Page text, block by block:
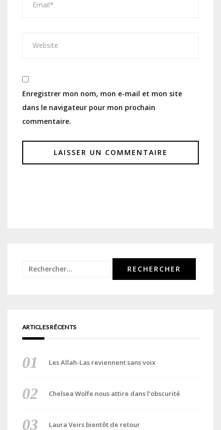
Enregistrer mon nom, mon e-mail et mon site
dans le navigateur pour mon prochain
commentaire.
Rechercher :
ARTICLES RÉCENTS
Les Allah-Las reviennent sans voix
Chelsea Wolfe nous attire dans l’obscurité
Laura Veirs bientôt de retour